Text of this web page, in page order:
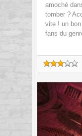
amoché
tomber ?
vite ! un
fans du